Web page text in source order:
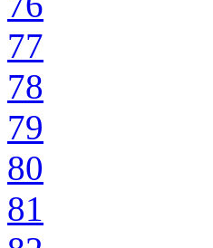
77
78
79
80
81